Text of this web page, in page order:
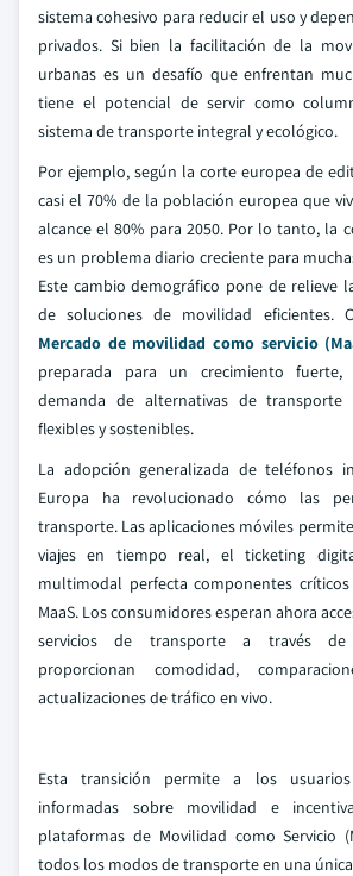
sistema cohesivo para reducir el uso y
privados. Si bien la facilitación de la
urbanas es un desafío que enfrentan
tiene el potencial de servir como
sistema de transporte integral y ecológico.
Por ejemplo, según la corte europea de
casi el 70% de la población europea que
alcance el 80% para 2050. Por lo tanto, la
es un problema diario creciente para
Este cambio demográfico pone de relieve
de soluciones de movilidad eficientes.
Mercado de movilidad como servicio
preparada para un crecimiento
demanda de alternativas de transporte
flexibles y sostenibles.
La adopción generalizada de teléfonos
Europa ha revolucionado cómo las
transporte. Las aplicaciones móviles
viajes en tiempo real, el ticketing
multimodal perfecta componentes
MaaS. Los consumidores esperan ahora
servicios de transporte a través de
proporcionan comodidad,
actualizaciones de tráfico en vivo.
Esta transición permite a los
informadas sobre movilidad e
plataformas de Movilidad como Servicio
todos los modos de transporte en una